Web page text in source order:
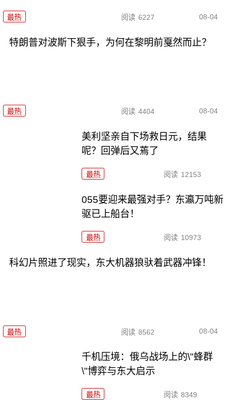
最热 阅读 6227 08-04
特朗普对波斯下狠手，为何在黎明前戛然而止？
最热 阅读 4404 08-04
美利坚亲自下场救日元，结果
呢？回弹后又蔫了
最热 阅读 12153
055要迎来最强对手？东瀛万吨新
驱已上船台！
最热 阅读 10973
科幻片照进了现实，东大机器狼驮着武器冲锋！
最热 阅读 8562 08-04
千机压境：俄乌战场上的\"蜂群
\"博弈与东大启示
最热 阅读 8349